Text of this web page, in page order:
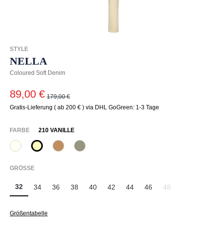
STYLE
NELLA
Coloured Soft Denim
89,00 € 179,00 €
Gratis-Lieferung ( ab 200 € ) via DHL GoGreen: 1-3 Tage
FARBEAUSWÄHLEN
210 VANILLE
120 Natur210 Vanille375 Warm Taupe
(Diese Option ist zurzeit nicht verfügbar.)
742 Aloe Vera
(Diese Option ist zurzeit nicht verfügbar.)
GRÖSSE AUSWÄHLEN
32 34 36 38 40 42 44 46 48
Größentabelle